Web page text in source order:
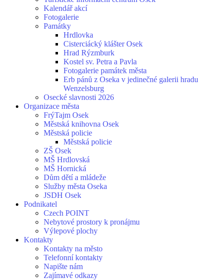
Kalendář akcí
Fotogalerie
Památky
Hrdlovka
Cisterciácký klášter Osek
Hrad Rýzmburk
Kostel sv. Petra a Pavla
Fotogalerie památek města
Erb pánů z Oseka v jedinečné galerii hradu
Wenzelsburg
Osecké slavnosti 2026
Organizace města
FrýTajm Osek
Městská knihovna Osek
Městská policie
Městská policie
ZŠ Osek
MŠ Hrdlovská
MŠ Hornická
Dům dětí a mládeže
Služby města Oseka
JSDH Osek
Podnikatel
Czech POINT
Nebytové prostory k pronájmu
Výlepové plochy
Kontakty
Kontakty na město
Telefonní kontakty
Napište nám
Zajímavé odkazy